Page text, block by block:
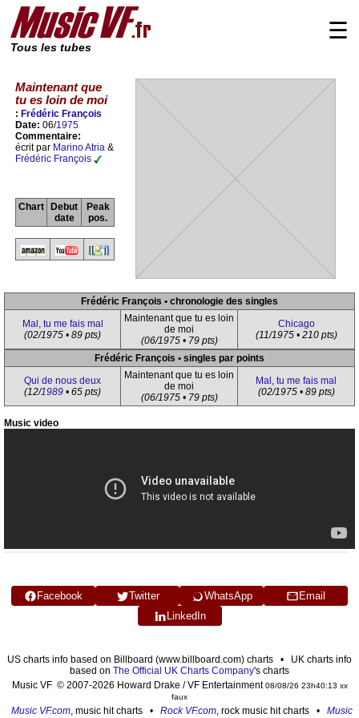
Tous les tubes
☰
Maintenant que
tu es loin de moi
: Frédéric François
Date: 06/1975
Commentaire:
écrit par Marino Atria &
Frédéric François
Chart
Debut
date
Peak
pos.
Frédéric François • chronologie des singles
Mal, tu me fais mal
(02/1975 • 89 pts)
Maintenant que tu es loin
de moi
(06/1975 • 79 pts)
Chicago
(11/1975 • 210 pts)
Frédéric François • singles par points
Qui de nous deux
(12/1989 • 65 pts)
Maintenant que tu es loin
de moi
(06/1975 • 79 pts)
Mal, tu me fais mal
(02/1975 • 89 pts)
Music video
Facebook Twitter WhatsApp
Email
LinkedIn
US charts info based on Billboard (www.billboard.com) charts • UK charts info
based on The Official UK Charts Company's charts
Music VF © 2007-2026 Howard Drake / VF Entertainment08/08/26 23h40:13 xx
faux
Music VF.com, music hit charts • Rock VF.com, rock music hit charts • Music